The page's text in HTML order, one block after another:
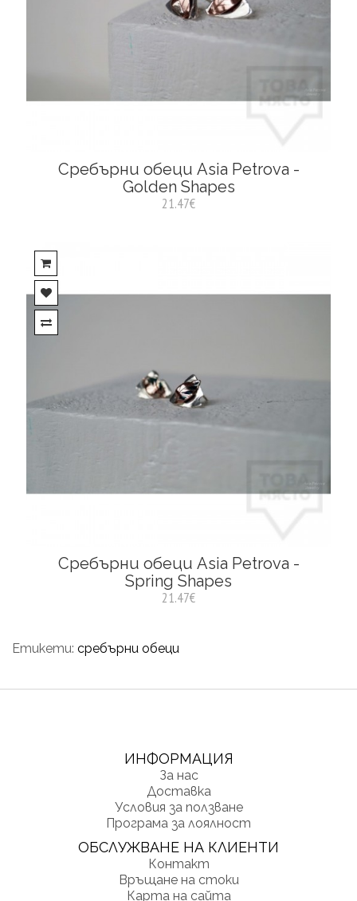
Сребърни обеци Asia Petrova -
Golden Shapes
21.47€
Сребърни обеци Asia Petrova -
Spring Shapes
21.47€
Етикети: сребърни обеци
ИНФОРМАЦИЯ
За нас
Доставка
Условия за ползване
Програма за лоялност
ОБСЛУЖВАНЕ НА КЛИЕНТИ
Контакт
Връщане на стоки
Карта на сайта